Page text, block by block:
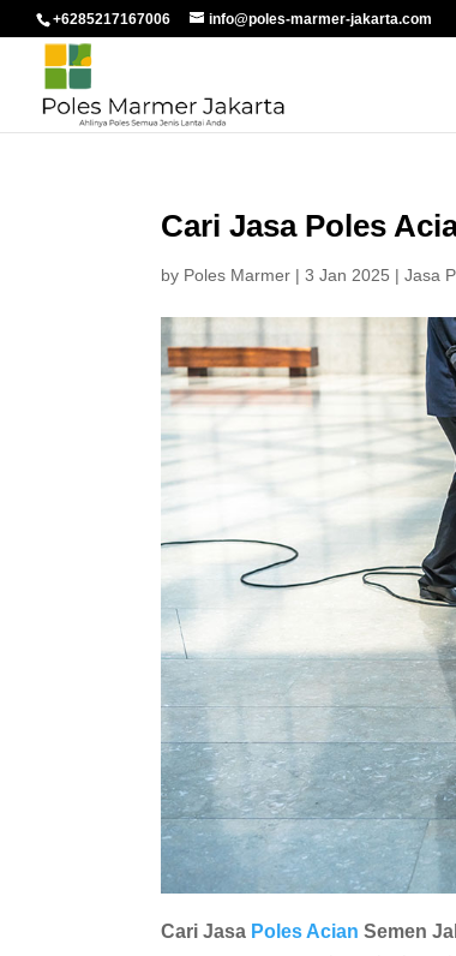
+6285217167006 info@poles-marmer-jakarta.com
Cari Jasa Poles
by Poles Marmer |3 Jan 2025 |Jasa
Cari Jasa Poles Acian Semen